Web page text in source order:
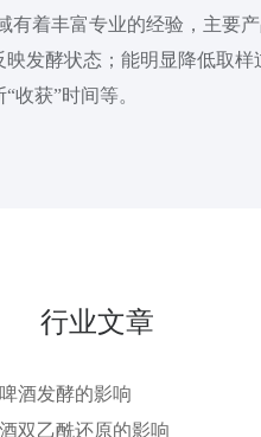
有着丰富专业的经验，主要
发酵状态；能明显降低取
收获”时间等。
行业文章
酒发酵的影响
双乙酰还原的影响